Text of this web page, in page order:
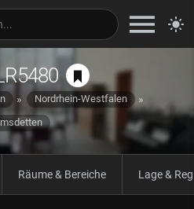
Nordrhein-Westfalen
Räume & Bereiche Lage &